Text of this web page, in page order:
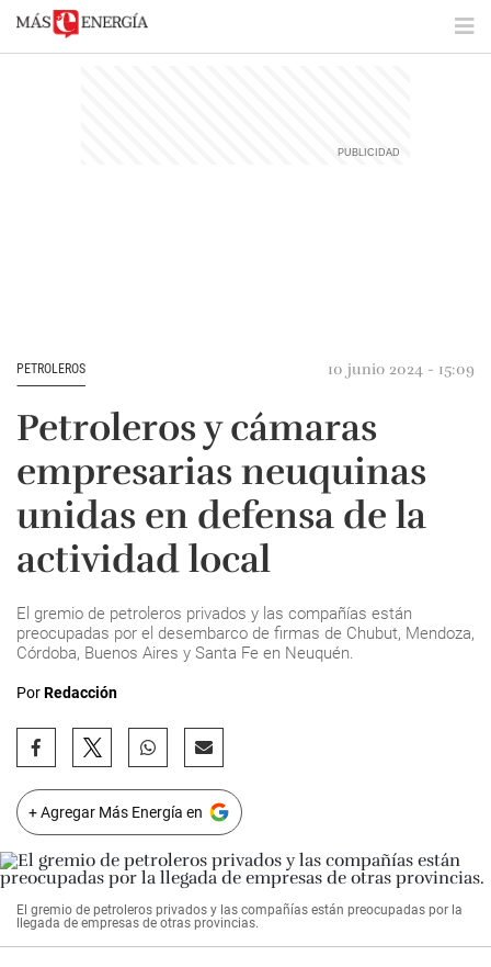
PETROLEROS 10 junio 2024 - 15:09
Petroleros y cámaras
empresarias neuquinas
unidas en defensa de la
actividad local
El gremio de petroleros privados y las compañías están
preocupadas por el desembarco de firmas de Chubut, Mendoza,
Córdoba, Buenos Aires y Santa Fe en Neuquén.
PorRedacción
+ Agregar Más Energía en
El gremio de petroleros privados y las compañías están preocupadas por la
llegada de empresas de otras provincias.